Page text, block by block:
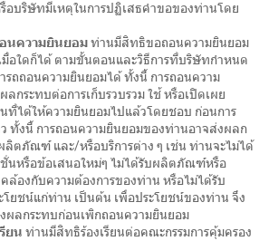
บริษัทมีเหตุในการปฏิเสธคำขอของท่านโดย
นความยินยอมท่านมีสิทธิขอถอนความยินยอม
อใดก็ได้ ตามขั้นตอนและวิธีการที่บริษัทกำหนด
รถถอนความยินยอมได้ ทั้งนี้ การถอนความ
กระทบต่อการเก็บรวบรวม ใช้ หรือเปิดเผย
ได้ให้ความยินยอมไปแล้วโดยชอบ ก่อนการ
ทั้งนี้ การถอนความยินยอมของท่านอาจส่งผลก
ลิตภัณฑ์ และ/หรือบริการต่าง ๆ เช่น ท่านจะไม่ได้
นหรือข้อเสนอใหม่ๆ ไม่ได้รับผลิตภัณฑ์หรือ
ล้องกับความต้องการของท่าน หรือไม่ได้รับ
โยชน์แก่ท่าน เป็นต้น เพื่อประโยชน์ของท่าน จึง
ผลกระทบก่อนเพิกถอนความยินยอม
ยน ท่านมีสิทธิร้องเรียนต่อคณะกรรมการคุ้มครอง